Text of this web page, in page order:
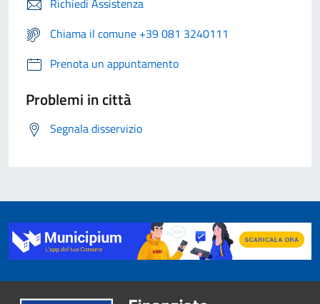
Richiedi Assistenza
Chiama il comune +39 081 3240111
Prenota un appuntamento
Problemi in città
Segnala disservizio